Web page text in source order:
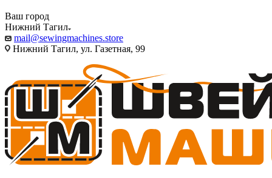
Ваш город
Нижний Тагил
mail@sewingmachines.store
Нижний Тагил, ул. Газетная, 99